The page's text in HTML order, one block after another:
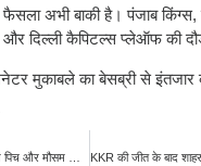
फैसला अभी बाकी है। पंजाब
और दिल्ली कैपिटल्स प्लेऑफ की
मुकाबले का बेसब्री से इंतजार